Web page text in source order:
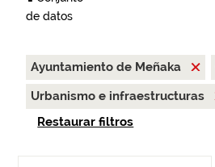
de datos
Ayuntamiento de Meñaka
Urbanismo e infraestructuras
Restaurar filtros